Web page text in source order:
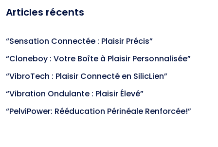
Articles récents
“Sensation Connectée : Plaisir Précis”
“Cloneboy : Votre Boîte à Plaisir Personnalisée”
“VibroTech : Plaisir Connecté en SilicLien”
“Vibration Ondulante : Plaisir Élevé”
“PelviPower: Rééducation Périnéale Renforcée!”